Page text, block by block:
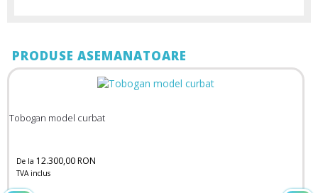
PRODUSE ASEMANATOARE
Tobogan model curbat
De la 12.300,00 RON
TVA inclus